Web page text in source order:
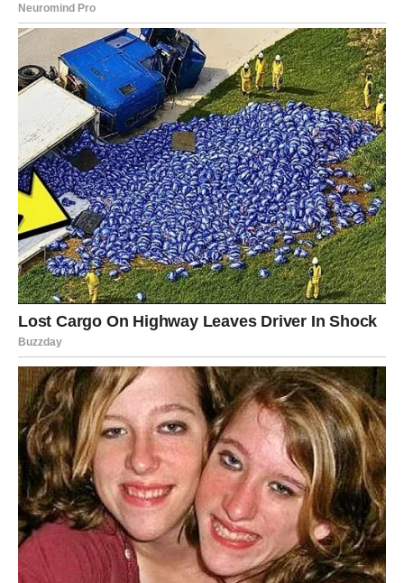
Izgled i percepcija u svijetu muzike
U ovom emotivnom razgovoru, sestra je otvorila i pitanje
ličnog izgleda, priznajući da je starija sestra oduvijek bila
prirodno lijepa, dok je ona često posezala za estetskim
tretmanima u nastojanju da ispravi nedostatke koje je osjećala.
Ovaj iskreni komentar oslikava koliko su ove umjetnice
otvorene prema javnosti, pokazujući da se iza glamura i
uspjeha često krije borba s vlastitim nesigurnostima. Njihova
sposobnost da dijele takve misli s publikom dodatno jača vezu
i stvara osjećaj zajedništva, pružajući obožavateljima priliku da
se poistovjete s njihovim životnim izazovima.
Umjetnost koja ostavlja trag
Umjetnik koji je inspirirao ovu emotivnu priču postao je ikona
svoje muzičke vrste, prepoznatljiv ne samo po svom glasu,
već i po stilu koji je oblikovao muzičku scenu. Njegove pjesme
su nezaobilazne na proslavama i koncertima, a tokom svoje
karijere uspješno je kombinovao tradicionalne muzičke
elemente s modernim zvukom, stvarajući jedinstveni stil.
Njegova autentičnost i energija na sceni čine ga
nezaboravnom ličnošću, a njegov talenat ostaje neosporan,
bez obzira na izazove kroz koje je prolazio u privatnom životu.